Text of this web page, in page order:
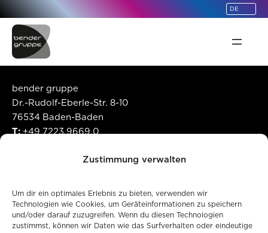
Zustimmung verwalten
Um dir ein optimales Erlebnis zu bieten, verwenden wir
Technologien wie Cookies, um Geräteinformationen zu speichern
und/oder darauf zuzugreifen. Wenn du diesen Technologien
zustimmst, können wir Daten wie das Surfverhalten oder eindeutige
bender gruppe
Dr.-Rudolf-Eberle-Str. 8-10
76534 Baden-Baden
T: +49 7223.9669.0
Unternehmen
Code of Conduct